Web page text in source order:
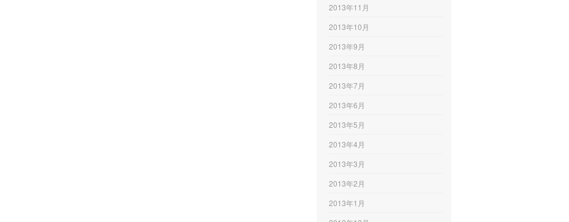
2013年11月
2013年10月
2013年9月
2013年8月
2013年7月
2013年6月
2013年5月
2013年4月
2013年3月
2013年2月
2013年1月